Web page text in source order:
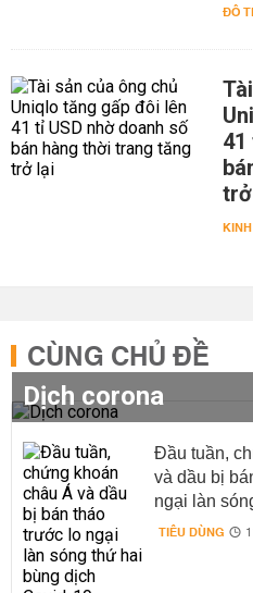
ĐÔ
41
CÙNG CHỦ ĐỀ
Dịch corona
Đầu tuần,
và dầu bị
ngại làn
Covid-19
TIÊU DÙNG